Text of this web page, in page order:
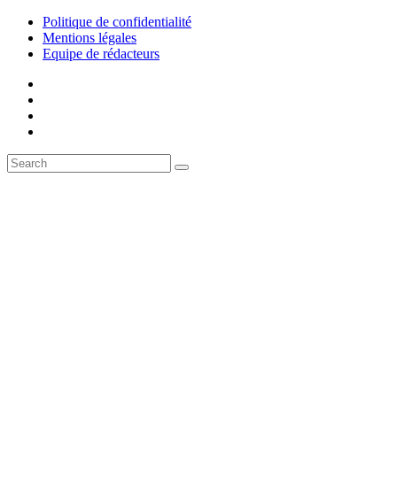
Politique de confidentialité
Mentions légales
Equipe de rédacteurs